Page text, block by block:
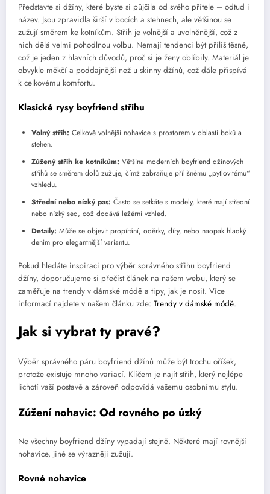
Představte si džíny, které byste si půjčila od svého přítele – odtud i
název. Jsou zpravidla širší v bocích a stehnech, ale většinou se
zužují směrem ke kotníkům. Střih je volnější a uvolněnější, což z
nich dělá velmi pohodlnou volbu. Nemají tendenci být příliš těsné,
což je jeden z hlavních důvodů, proč si je ženy oblíbily. Materiál je
obvykle měkčí a poddajnější než u skinny džínů, což dále přispívá
k celkovému komfortu.
Klasické rysy boyfriend střihu
Volný střih: Celkově volnější nohavice s prostorem v oblasti boků a
stehen.
Zúžený střih ke kotníkům: Většina moderních boyfriend džínových
střihů se směrem dolů zužuje, čímž zabraňuje přílišnému „pytlovitému“
vzhledu.
Střední nebo nízký pas: Často se setkáte s modely, které mají střední
nebo nízký sed, což dodává ležérní vzhled.
Detaily: Může se objevit propírání, oděrky, díry, nebo naopak hladký
denim pro elegantnější variantu.
Pokud hledáte inspiraci pro výběr správného střihu boyfriend
džíny, doporučujeme si přečíst článek na našem webu, který se
zaměřuje na trendy v dámské módě a tipy, jak je nosit. Více
informací najdete v našem článku zde: Trendy v dámské módě.
Jak si vybrat ty pravé?
Výběr správného páru boyfriend džínů může být trochu oříšek,
protože existuje mnoho variací. Klíčem je najít střih, který nejlépe
lichotí vaší postavě a zároveň odpovídá vašemu osobnímu stylu.
Zúžení nohavic: Od rovného po úzký
Ne všechny boyfriend džíny vypadají stejně. Některé mají rovnější
nohavice, jiné se výrazněji zužují.
Rovné nohavice